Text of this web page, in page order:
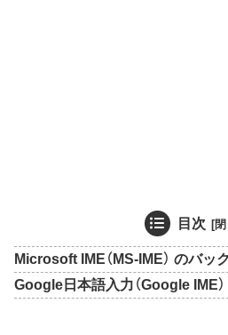
目次
Microsoft IME（MS-IME） のバッ
Google日本語入力（Google IME